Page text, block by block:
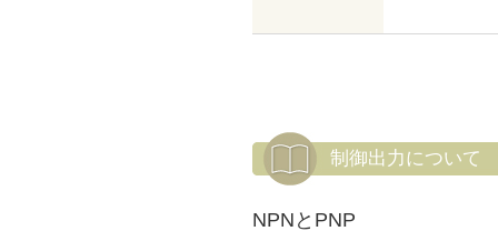
制御出力について
NPNとPNP